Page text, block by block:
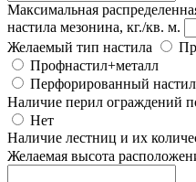
Максимальная
настила мезонина, кг./кв. м.
Желаемый тип настила
Профнастил+металл
Перфорированный настил
Наличие перил ограждений
Нет
Наличие лестниц и их
Желаемая высота